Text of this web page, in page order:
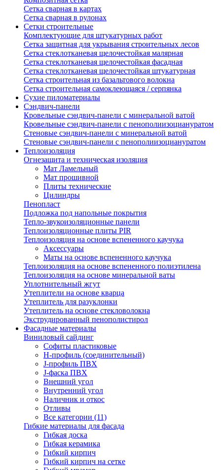
Сетка сварная в картах
Сетка сварная в рулонах
Сетки строительные
Комплектующие для штукатурных работ
Сетка защитная для укрывания строительных лесов
Сетка стеклотканевая щелочестойкая малярная
Сетка стеклотканевая щелочестойкая фасадная
Сетка стеклотканевая щелочестойкая штукатурная
Сетка строительная из базальтового волокна
Сетка строительная самоклеющаяся / серпянка
Сухие пиломатериалы
Сэндвич-панели
Кровельные сэндвич-панели с минеральной ватой
Кровельные сэндвич-панели с пенополиизоциануратом
Стеновые сэндвич-панели с минеральной ватой
Стеновые сэндвич-панели с пенополиизоциануратом
Теплоизоляция
Огнезащита и техническая изоляция
Мат Ламельный
Мат прошивной
Плиты технические
Цилиндры
Пенопласт
Подложка под напольные покрытия
Тепло-звукоизоляционные панели
Теплоизоляционные плиты PIR
Теплоизоляция на основе вспененного каучука
Аксессуары
Маты на основе вспененного каучука
Теплоизоляция на основе вспененного полиэтилена
Теплоизоляция на основе минеральной ваты
Уплотнительный жгут
Утеплители на основе кварца
Утеплитель для разуклонки
Утеплитель на основе стекловолокна
Экструдированный пенополистирол
Фасадные материалы
Виниловый сайдинг
Cофиты пластиковые
H-профиль (соединительный)
J-профиль ПВХ
J-фаска ПВХ
Внешний угол
Внутренний угол
Наличник и откос
Отливы
Все категории (11)
Гибкие материалы для фасада
Гибкая доска
Гибкая керамика
Гибкий кирпич
Гибкий кирпич на сетке